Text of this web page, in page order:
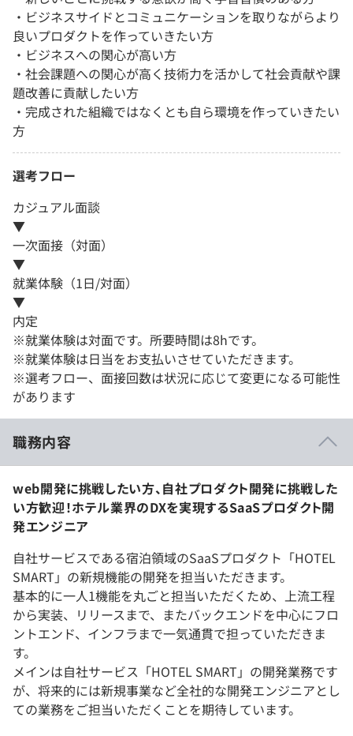
・ビジネスサイドとコミュニケーションを取りながらより
良いプロダクトを作っていきたい方
・ビジネスへの関心が高い方
・社会課題への関心が高く技術力を活かして社会貢献や課
題改善に貢献したい方
・完成された組織ではなくとも自ら環境を作っていきたい
方
選考フロー
カジュアル面談
▼
一次面接（対面）
▼
就業体験（1日/対面）
▼
内定
※就業体験は対面です。所要時間は8hです。
※就業体験は日当をお支払いさせていただきます。
※選考フロー、面接回数は状況に応じて変更になる可能性
があります
職務内容
web開発に挑戦したい方、自社プロダクト開発に挑戦した
い方歓迎！ホテル業界のDXを実現するSaaSプロダクト開
発エンジニア
自社サービスである宿泊領域のSaaSプロダクト「HOTEL
SMART」の新規機能の開発を担当いただきます。
基本的に一人1機能を丸ごと担当いただくため、上流工程
から実装、リリースまで、またバックエンドを中心にフロ
ントエンド、インフラまで一気通貫で担っていただきま
す。
メインは自社サービス「HOTEL SMART」の開発業務です
が、将来的には新規事業など全社的な開発エンジニアとし
ての業務をご担当いただくことを期待しています。